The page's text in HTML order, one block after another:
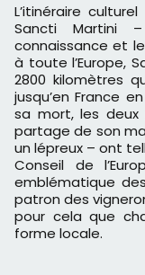
L’itinéraire culturel européen de Saint Martin – A Via
Sancti Martini
connaissance et
à toute l’Europe,
2800 kilomètres
jusqu’en France
sa mort, les
partage de son
un lépreux – ont
Conseil de
emblématique
patron des
pour cela que
forme locale.